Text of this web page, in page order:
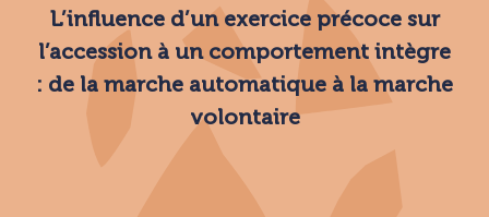
L’influence d’un exercice précoce sur
l’accession à un comportement intègre
: de la marche automatique à la marche
volontaire